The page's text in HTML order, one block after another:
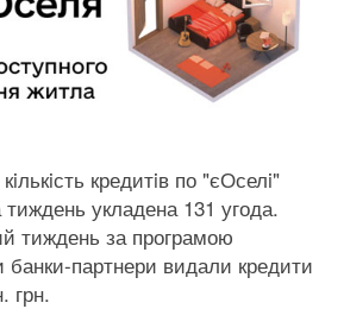
кредитiв по "єОселi"
укладена 131 угода.
тиждень за програмою
банки-партнери видали кредити
грн.